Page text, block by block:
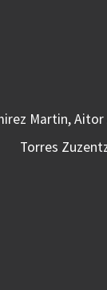
Martin,
Torres